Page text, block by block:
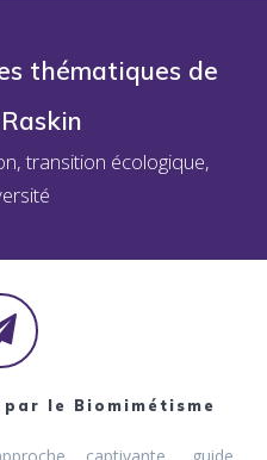
thématiques de
transition écologique,
le Biomimétisme